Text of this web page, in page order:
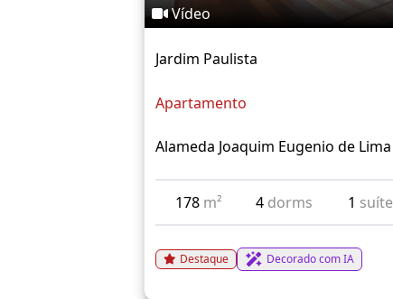
Vídeo
Jardim Paulista
Apartamento
Alameda Joaquim Eugenio de Lima
178 m² 4 dorms 1 suíte
Destaque Decorado com IA